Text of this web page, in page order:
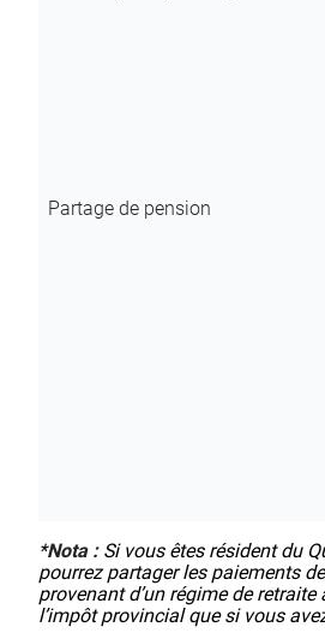
Partage de pension
*Nota :Si vous êtes résident du
pourrez partager les paiements
provenant d’un régime de retraite
l’impôt provincial que si vous